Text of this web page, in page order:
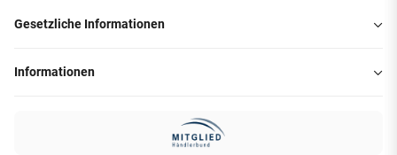
Gesetzliche Informationen
Informationen